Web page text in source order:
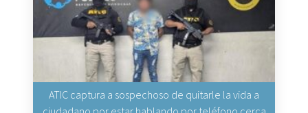
ATIC captura a sospechoso de quitarle la vida a